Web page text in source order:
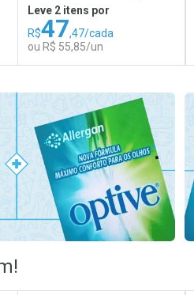
Leve 2 itens por
R$47,47/cada
ou R$ 55,85/un
Laboratório
Por Menos